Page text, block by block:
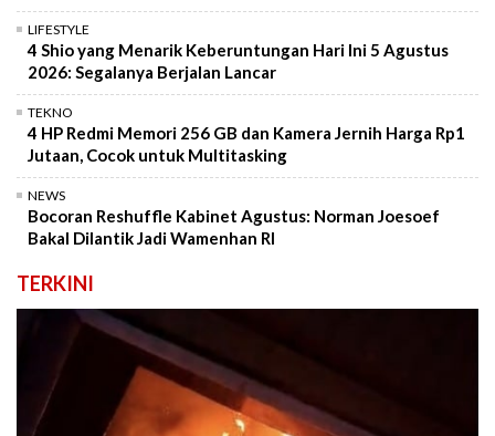
LIFESTYLE
4 Shio yang Menarik Keberuntungan Hari Ini 5 Agustus
2026: Segalanya Berjalan Lancar
TEKNO
4 HP Redmi Memori 256 GB dan Kamera Jernih Harga Rp1
Jutaan, Cocok untuk Multitasking
NEWS
Bocoran Reshuffle Kabinet Agustus: Norman Joesoef
Bakal Dilantik Jadi Wamenhan RI
TERKINI